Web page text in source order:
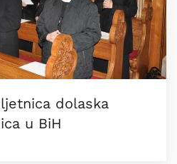
dolaska
u BiH